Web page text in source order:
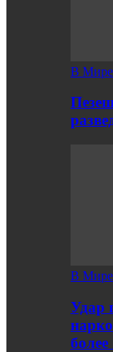
В Мире
В Мире
Удар